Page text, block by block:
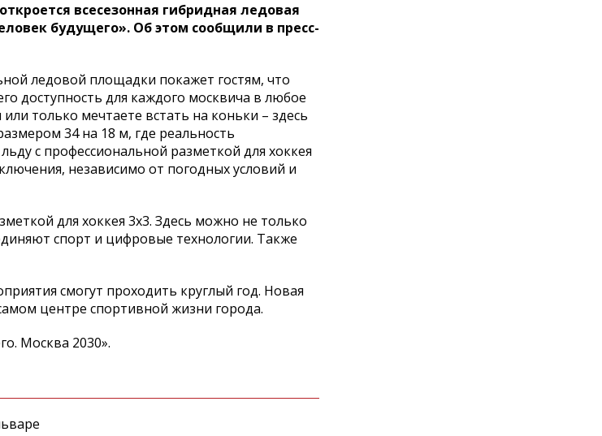
всесезонная гибридная ледовая
будущего». Об этом сообщили в пресс-
ледовой площадки покажет гостям, что
доступность для каждого москвича в любое
только мечтаете встать на коньки – здесь
34 на 18 м, где реальность
с профессиональной разметкой для хоккея
независимо от погодных условий и
для хоккея 3х3. Здесь можно не только
спорт и цифровые технологии. Также
смогут проходить круглый год. Новая
центре спортивной жизни города.
Москва 2030».